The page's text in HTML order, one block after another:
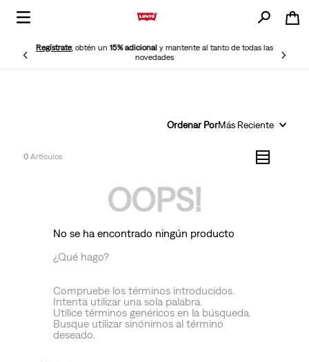
Regístrate, obtén un15% adicionaly mantente al tanto de todas las
novedades
Ordenar PorMás Reciente
0
OOPS!
No se ha encontrado ningún producto
¿Qué hago?
Compruebe los términos introducidos.
Intenta utilizar una sola palabra.
Utilice términos genéricos en la búsqueda.
Busque utilizar sinónimos al término
deseado.